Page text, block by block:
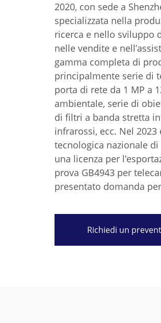
2020, con sede a
specializzata nella
ricerca e nello sviluppo
nelle vendite e
gamma completa di
principalmente serie di
porta di rete da 1 MP a
ambientale, serie di
di filtri a banda stretta
infrarossi, ecc. Nel
tecnologica nazionale
una licenza per
prova GB4943 per
presentato domanda
Richiedi un